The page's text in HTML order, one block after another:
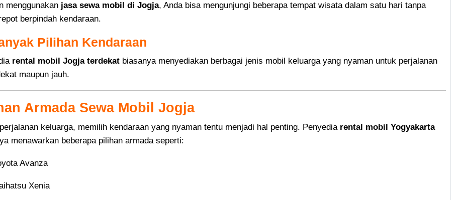
menggunakan jasa sewa mobil di Jogja, Anda bisa mengunjungi beberapa tempat wisata dalam satu hari tanpa
berpindah kendaraan.
Pilihan Kendaraan
rental mobil Jogja terdekat biasanya menyediakan berbagai jenis mobil keluarga yang nyaman untuk perjalanan
maupun jauh.
Armada Sewa Mobil Jogja
keluarga, memilih kendaraan yang nyaman tentu menjadi hal penting. Penyedia rental mobil Yogyakarta
menawarkan beberapa pilihan armada seperti:
Avanza
Xenia